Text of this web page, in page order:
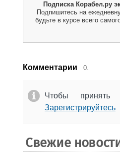
Подписка Корабел.ру
Подпишитесь на
будьте в курсе всего
Комментарии 0.
Чтобы принять
Зарегистрируйтесь
Свежие